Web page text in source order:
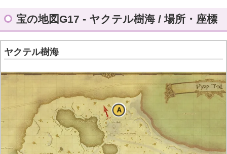
宝の地図G17 - ヤクテル樹海 / 場所・座標
ヤクテル樹海
A